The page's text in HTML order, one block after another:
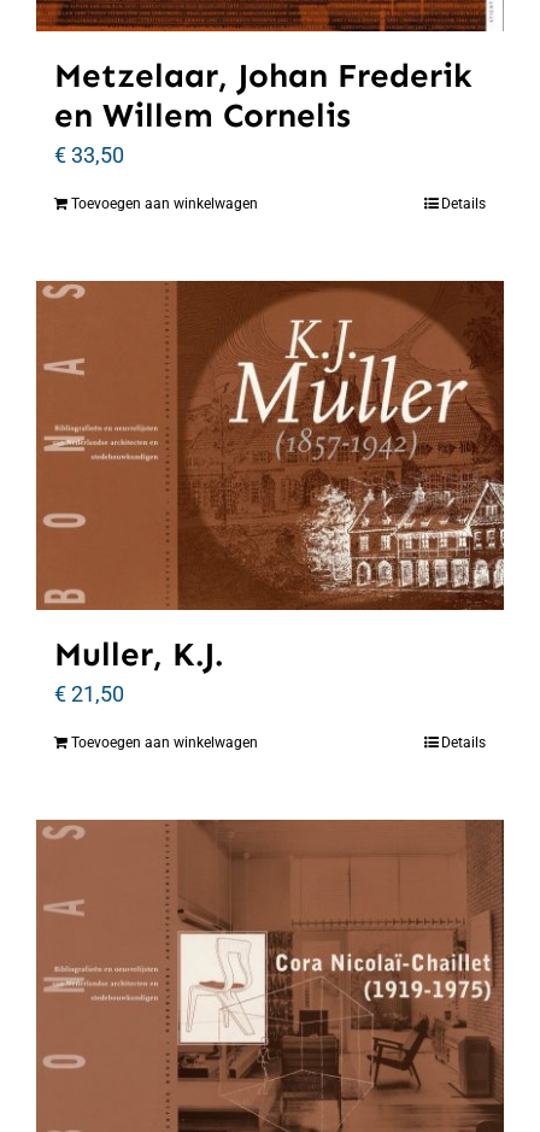
Metzelaar, Johan Frederik
en Willem Cornelis
€33,50
Toevoegen aan winkelwagen Details
Muller, K.J.
€21,50
Toevoegen aan winkelwagen Details